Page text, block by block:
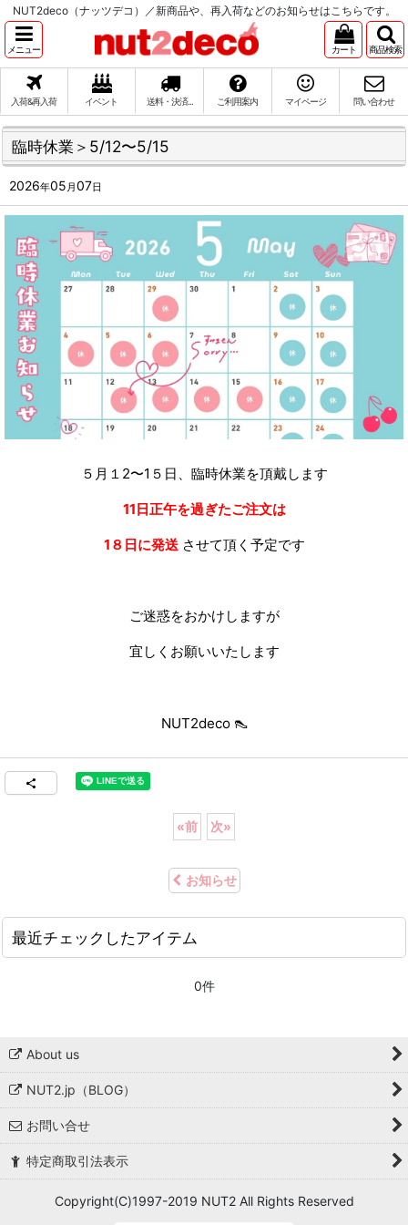
NUT2deco（ナッツデコ）／新商品や、再入荷などのお知らせはこちらです。
メニュー カート 商品検索
入荷&再入荷 イベント 送料・決済... ご利用案内 マイページ 問い合わせ
臨時休業＞5/12〜5/15
2026年05 月07日
５月１2〜1５日、臨時休業を頂戴します
11日正午を過ぎたご注文は
1８日に発送 させて頂く予定です
ご迷惑をおかけしますが
宜しくお願いいたします
NUT2deco 👠
«前 次»
お知らせ
最近チェックしたアイテム
0件
About us
NUT2.jp（BLOG）
お問い合せ
特定商取引法表示
Copyright(C)1997-2019 NUT2 All Rights Reserved